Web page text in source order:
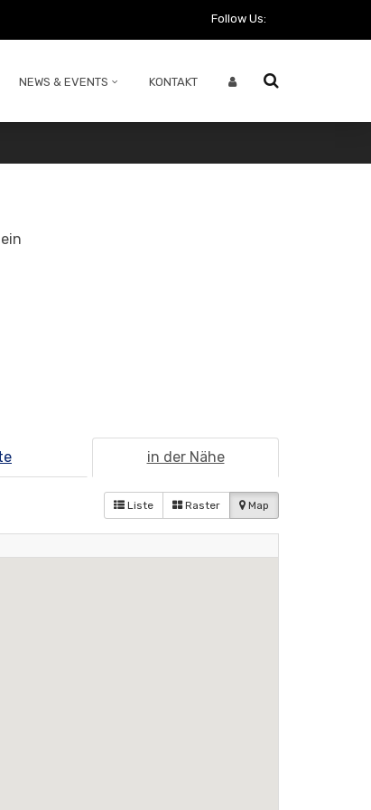
Follow Us:
NEWS & EVENTS KONTAKT
in der Nähe
Liste Raster Map